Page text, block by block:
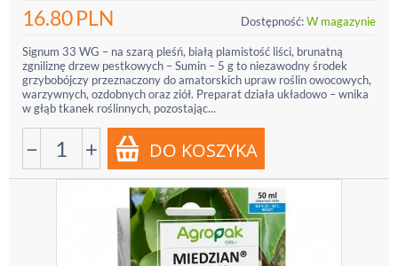
16.80PLN Dostępność:W magazynie
Signum 33 WG – na szarą pleśń, białą plamistość liści, brunatną
zgniliznę drzew pestkowych – Sumin – 5 g to niezawodny środek
grzybobójczy przeznaczony do amatorskich upraw roślin owocowych,
warzywnych, ozdobnych oraz ziół. Preparat działa układowo – wnika
w głąb tkanek roślinnych, pozostając...
− +